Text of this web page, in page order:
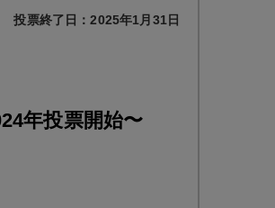
投票終了日：2025年1月31日
年投票開始〜